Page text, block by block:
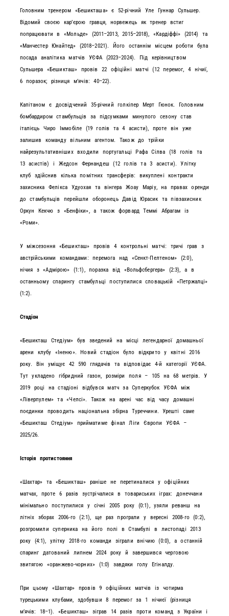
Головним тренером «Бешикташа» є 52-річний Уле Гуннар Сульшер.
Відомий своєю карʼєрою гравця, норвежець як тренер встиг
попрацювати в «Мольде» (2011–2013, 2015–2018), «Кардіффі» (2014) та
«Манчестер Юнайтед» (2018–2021). Його останнім місцем роботи була
посада аналітика матчів УЄФА (2023–2024). Під керівництвом
Сульшера «Бешикташ» провів 22 офіційні матчі (12 перемог, 4 нічиї,
6 поразок; різниця мʼячів: 40–22).
Капітаном є досвідчений 35-річний голкіпер Мерт Гюнок. Головним
бомбардиром стамбульців за підсумками минулого сезону став
італієць Чиро Іммобіле (19 голів та 4 асисти), проте він уже
залишив команду вільним агентом. Також до трійки
найрезультативніших входили португальці Рафа Сілва (18 голів та
13 асистів) і Жедсон Фернандеш (12 голів та 3 асисти). Улітку
клуб здійснив кілька помітних трансферів: викуплені контракти
захисника Фелікса Удуохая та вінгера Жоау Маріу, на правах оренди
до стамбульців перейшли оборонець Давід Юрасик та півзахисник
Оркун Кекчю з «Бенфіки», а також форвард Теммі Абрагам із
«Роми».
У міжсезоння «Бешикташ» провів 4 контрольні матчі: тричі грав з
австрійськими командами: перемога над «Сенкт-Пелтеном» (2:0),
нічия з «Адмірою» (1:1), поразка від «Вольфсбергера» (2:3), а в
останньому спарингу стамбульці поступилися словацькій «Петржалці»
(1:2).
Стадіон
«Бешикташ Стедіум» був зведений на місці легендарної домашньої
арени клубу «Іненю». Новий стадіон було відкрито у квітні 2016
року. Він уміщує 42 590 глядачів та відповідає 4-й категорії УЄФА.
Тут укладено гібридний газон, розміри поля – 105 на 68 метрів. У
2019 році на стадіоні відбувся матч за Суперкубок УЄФА між
«Ліверпулем» та «Челсі». Також на арені час від часу домашні
поєдинки проводить національна збірна Туреччини. Урешті саме
«Бешикташ Стедіум» прийматиме фінал Ліги Європи УЄФА –
2025/26.
Історія протистояння
«Шахтар» та «Бешикташ» раніше не перетиналися у офіційних
матчах, проте 6 разів зустрічалися в товариських іграх: донеччани
мінімально поступилися у січні 2005 року (0:1), узяли реванш на
літніх зборах 2006-го (2:1), ще раз програли у вересні 2008-го (0:2),
розгромили суперника на його полі в Стамбулі в листопаді 2013
року (4:1), улітку 2018-го команди зіграли внічию (0:0), а останній
спаринг датований липнем 2024 року й завершився черговою
звитягою «оранжево-чорних» (1:0) завдяки голу Егіналду.
При цьому «Шахтар» провів 9 офіційних матчів із чотирма
турецькими клубами, здобувши 8 перемог за 1 нічиєї (різниця
мʼячів: 18–1). «Бешикташ» зіграв 14 разів проти команд з України і